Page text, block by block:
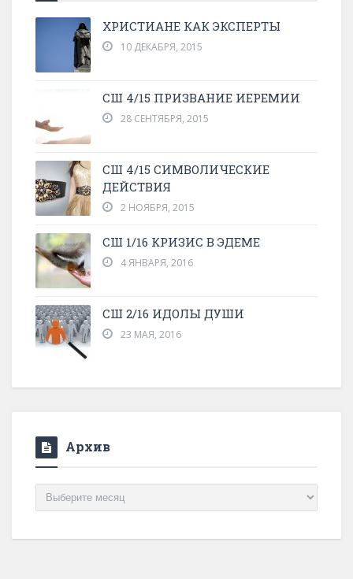
ХРИСТИАНЕ КАК ЭКСПЕРТЫ
10 ДЕКАБРЯ, 2015
СШ 4/15 ПРИЗВАНИЕ ИЕРЕМИИ
28 СЕНТЯБРЯ, 2015
СШ 4/15 СИМВОЛИЧЕСКИЕ
ДЕЙСТВИЯ
2 НОЯБРЯ, 2015
СШ 1/16 КРИЗИС В ЭДЕМЕ
4 ЯНВАРЯ, 2016
СШ 2/16 ИДОЛЫ ДУШИ
23 МАЯ, 2016
Архив
Архив